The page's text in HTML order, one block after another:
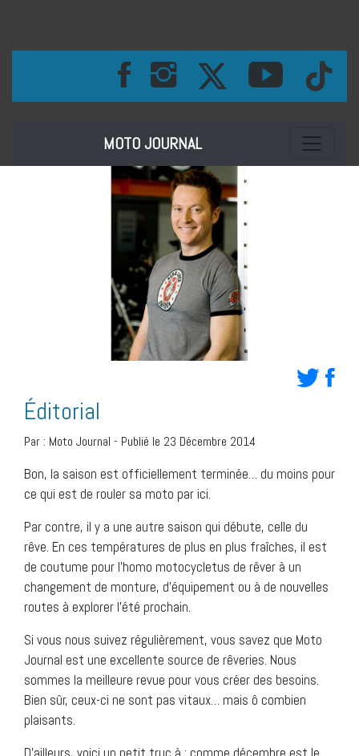
MOTO JOURNAL Toggle
Éditorial
Par : Moto Journal - Publié le 23 Décembre 2014
Bon, la saison est officiellement terminée… du moins pour
ce qui est de rouler sa moto par ici.
Par contre, il y a une autre saison qui débute, celle du
rêve. En ces températures de plus en plus fraîches, il est
de coutume pour l’homo motocycletus de rêver à un
changement de monture, d’équipement ou à de nouvelles
routes à explorer l’été prochain.
Si vous nous suivez régulièrement, vous savez que Moto
Journal est une excellente source de rêveries. Nous
sommes la meilleure revue pour vous créer des besoins.
Bien sûr, ceux-ci ne sont pas vitaux… mais ô combien
plaisants.
D’ailleurs, voici un petit truc à : comme décembre est le